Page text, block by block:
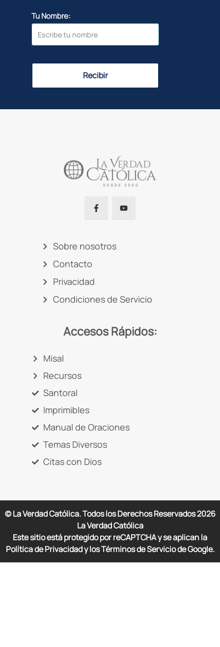
Tu Nombre:
Recibir
Sobre nosotros
Contacto
Privacidad
Condiciones de Servicio
Accesos Rápidos:
Misal
Recursos
Santoral
Imprimibles
Manual de Oraciones
Temas Diversos
Citas con Dios
© La Verdad Católica. Todos los Derechos Reservados2026
La Verdad Católica
Este sitio está protegido por reCAPTCHA y se aplican la
Política de Privacidad y los Términos de Servicio de Google.